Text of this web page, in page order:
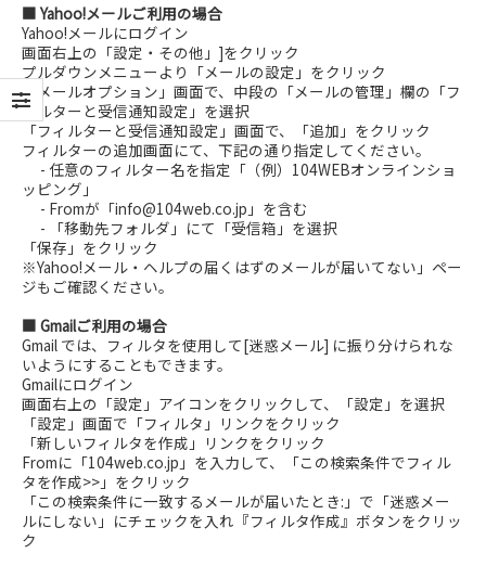
■ Yahoo!メールご利用の場合
Yahoo!メールにログイン
画面右上の「設定・その他」]をクリック
プルダウンメニューより「メールの設定」をクリック
「メールオプション」画面で、中段の「メールの管理」欄の「フ
ィルターと受信通知設定」を選択
「フィルターと受信通知設定」画面で、「追加」をクリック
フィルターの追加画面にて、下記の通り指定してください。
- 任意のフィルター名を指定「（例）104WEBオンラインショ
ッピング」
- Fromが「info@104web.co.jp」を含む
- 「移動先フォルダ」にて「受信箱」を選択
「保存」をクリック
※Yahoo!メール・ヘルプの届くはずのメールが届いてない」ペー
ジもご確認ください。
■ Gmailご利用の場合
Gmail では、フィルタを使用して[迷惑メール] に振り分けられな
いようにすることもできます。
Gmailにログイン
画面右上の「設定」アイコンをクリックして、「設定」を選択
「設定」画面で「フィルタ」リンクをクリック
「新しいフィルタを作成」リンクをクリック
Fromに「104web.co.jp」を入力して、「この検索条件でフィル
タを作成>>」をクリック
「この検索条件に一致するメールが届いたとき:」で「迷惑メー
ルにしない」にチェックを入れ『フィルタ作成』ボタンをクリッ
ク